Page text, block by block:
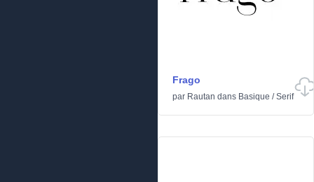
Frago
par Rautan dans Basique /Serif